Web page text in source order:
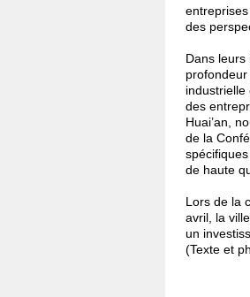
des
Dans leurs
des
Huai’an,
de la
de haute
Lors de la
avril, la
un
(Texte et